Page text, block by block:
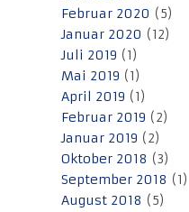
Februar 2020 (5)
Januar 2020 (12)
Juli 2019 (1)
Mai 2019 (1)
April 2019 (1)
Februar 2019 (2)
Januar 2019 (2)
Oktober 2018 (3)
September 2018 (1)
August 2018 (5)